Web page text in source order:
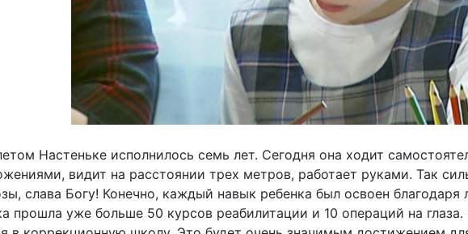
Настеньке исполнилось семь лет. Сегодня она ходит
видит на расстоянии трех метров, работает руками. Так
слава Богу! Конечно, каждый навык ребенка был освоен
прошла уже больше 50 курсов реабилитации и 10 операций на